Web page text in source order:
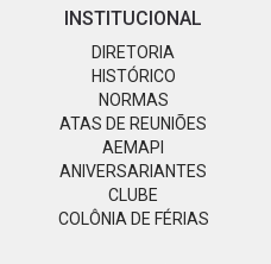
INSTITUCIONAL
DIRETORIA
HISTÓRICO
NORMAS
ATAS DE REUNIÕES
AEMAPI
ANIVERSARIANTES
CLUBE
COLÔNIA DE FÉRIAS